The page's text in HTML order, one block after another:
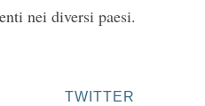
nei diversi paesi.
TWITTER